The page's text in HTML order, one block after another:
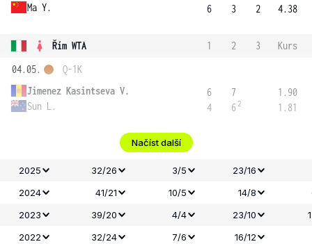
Ma Y.
6
3
2
4.38
Řím WTA 1 2 3
Kurs
04.05.
Jimenez Kasintseva V.
Sun L.
Q-1K
6
4
7
6 2
1.90
1.81
Načíst další
2025 32/26 3/5
23/16
2024
41/21 10/5 14/8
2023
39/20 4/4 23/10
2022
32/24 7/6 16/12